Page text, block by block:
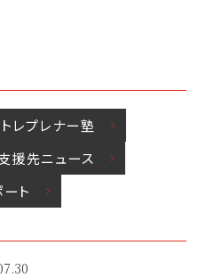
レプレナー塾
援先ニュース
ト